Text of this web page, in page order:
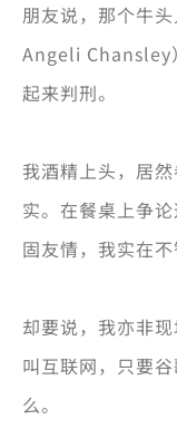
朋友说，那个牛
Angeli Chansley
起来判刑。
我酒精上头，居
实。在餐桌上争
固友情，我实在不
却要说，我亦非
叫互联网，只要
么。